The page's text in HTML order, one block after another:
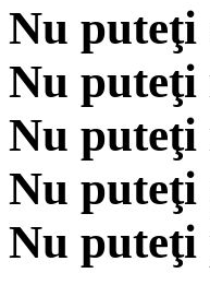
Nu puteţi
Nu puteţi
Nu puteţi
Nu puteţi
Nu puteţi